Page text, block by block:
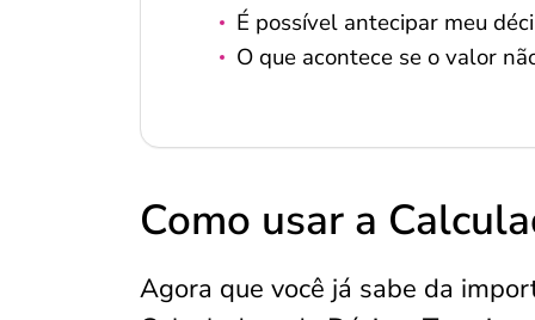
É possível antecipar meu
O que acontece se o valor
Como usar a
Agora que você já sabe da